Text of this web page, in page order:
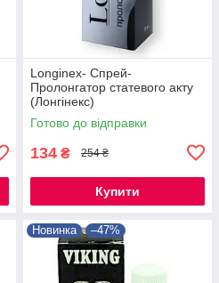
Longinex- Спрей-
Пролонгатор статевого акту
(Лонгінекс)
Готово до відправки
134 ₴ 254 ₴
Купити
Новинка –47%